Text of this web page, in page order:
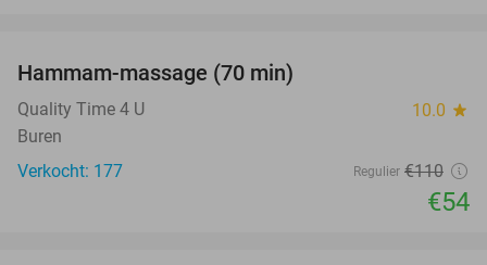
Hammam-massage (70 min)
Quality Time 4 U 10.0 star
Buren
Verkocht: 177
Regulier €110
€54